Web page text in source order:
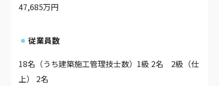
47,685万円
従業員数
18名（うち建築施工管理技士数）1級 2名 2級（仕
上） 2名